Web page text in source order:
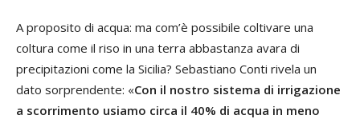
A proposito di acqua: ma com’è possibile coltivare una
coltura come il riso in una terra abbastanza avara di
precipitazioni come la Sicilia? Sebastiano Conti rivela un
dato sorprendente: «Con il nostro sistema di irrigazione
a scorrimento usiamo circa il 40% di acqua in meno